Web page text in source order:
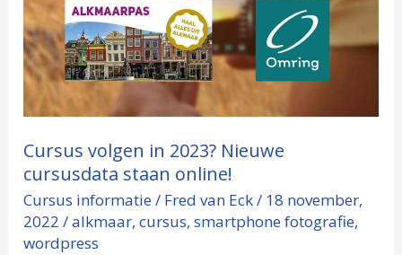
Cursus volgen in 2023? Nieuwe
cursusdata staan online!
Cursus informatie/ Fred van Eck/ 18 november,
2022/alkmaar,cursus,smartphone fotografie,
wordpress
in
2023?
Nieuwe
cursusdata
staan
online!